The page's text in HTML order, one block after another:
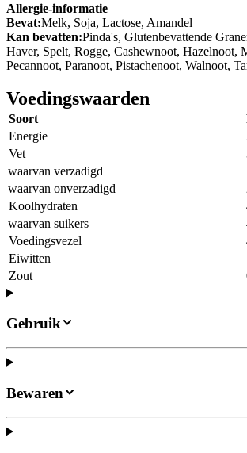
Allergie-informatie
Bevat:Melk, Soja, Lactose, Amandel
Kan bevatten:Pinda's, Glutenbevattende
Haver, Spelt, Rogge, Cashewnoot, Hazelnoot,
Pecannoot, Paranoot, Pistachenoot, Walnoot,
Voedingswaarden
Soort
Energie
Vet
waarvan verzadigd
waarvan onverzadigd
Koolhydraten
waarvan suikers
Voedingsvezel
Eiwitten
Zout
Gebruik
Bewaren